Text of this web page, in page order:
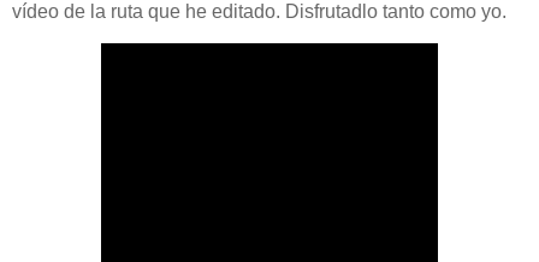
vídeo de la ruta que he editado. Disfrutadlo tanto como yo.